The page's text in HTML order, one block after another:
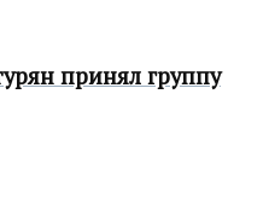
принял группу